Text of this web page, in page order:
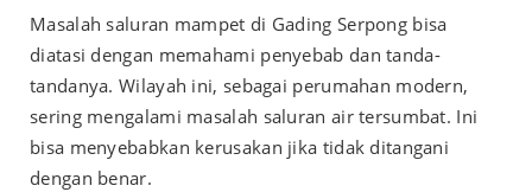
Masalah saluran mampet di Gading Serpong bisa
diatasi dengan memahami penyebab dan tanda-
tandanya. Wilayah ini, sebagai perumahan modern,
sering mengalami masalah saluran air tersumbat. Ini
bisa menyebabkan kerusakan jika tidak ditangani
dengan benar.